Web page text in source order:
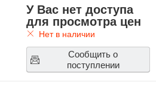
У Вас нет доступа
для просмотра цен
Нет в наличии
Сообщить о
поступлении